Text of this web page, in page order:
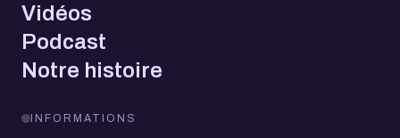
Vidéos
Podcast
Notre histoire
INFORMATIONS